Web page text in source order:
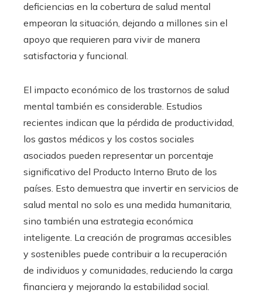
deficiencias en la cobertura de salud mental
empeoran la situación, dejando a millones sin el
apoyo que requieren para vivir de manera
satisfactoria y funcional.
El impacto económico de los trastornos de salud
mental también es considerable. Estudios
recientes indican que la pérdida de productividad,
los gastos médicos y los costos sociales
asociados pueden representar un porcentaje
significativo del Producto Interno Bruto de los
países. Esto demuestra que invertir en servicios de
salud mental no solo es una medida humanitaria,
sino también una estrategia económica
inteligente. La creación de programas accesibles
y sostenibles puede contribuir a la recuperación
de individuos y comunidades, reduciendo la carga
financiera y mejorando la estabilidad social.